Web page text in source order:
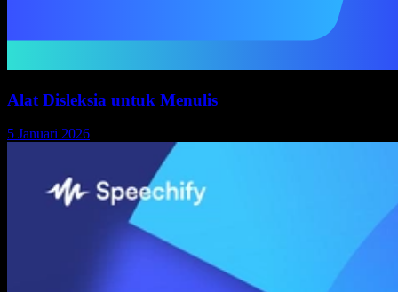
Alat Disleksia untuk Menulis
5 Januari 2026